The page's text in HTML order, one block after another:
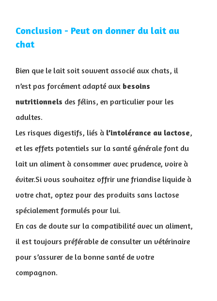
Conclusion - Peut on donner du lait au
chat
Bien que le lait soit souvent associé aux chats, il
n’est pas forcément adapté aux besoins
nutritionnels des félins, en particulier pour les
adultes.
Les risques digestifs, liés à l’intolérance au lactose,
et les effets potentiels sur la santé générale font du
lait un aliment à consommer avec prudence, voire à
éviter.Si vous souhaitez offrir une friandise liquide à
votre chat, optez pour des produits sans lactose
spécialement formulés pour lui.
En cas de doute sur la compatibilité avec un aliment,
il est toujours préférable de consulter un vétérinaire
pour s’assurer de la bonne santé de votre
compagnon.